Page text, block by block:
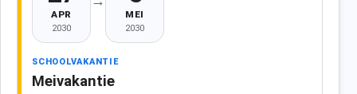
APR
2030
MEI
2030
SCHOOLVAKANTIE
Meivakantie